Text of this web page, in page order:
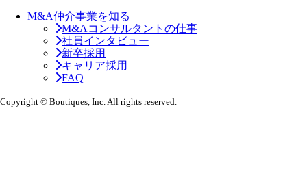
M&A仲介事業を知る
M&Aコンサルタントの仕事
社員インタビュー
新卒採用
キャリア採用
FAQ
Copyright © Boutiques, Inc. All rights reserved.